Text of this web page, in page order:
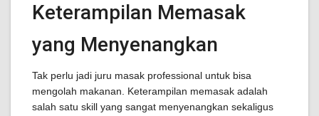
Keterampilan Memasak
yang Menyenangkan
Tak perlu jadi juru masak professional untuk bisa
mengolah makanan. Keterampilan memasak adalah
salah satu skill yang sangat menyenangkan sekaligus